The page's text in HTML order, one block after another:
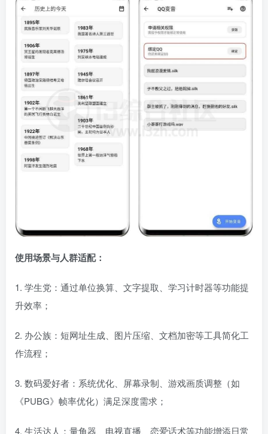
使用场景与人群适配：
1. 学生党：通过单位换算、文字提取、学习计时器等功能提
升效率；
2. 办公族：短网址生成、图片压缩、文档加密等工具简化工
作流程；
3. 数码爱好者：系统优化、屏幕录制、游戏画质调整（如
《PUBG》帧率优化）满足深度需求；
4. 生活达人：量角器、电视直播、恋爱话术等功能增添日常